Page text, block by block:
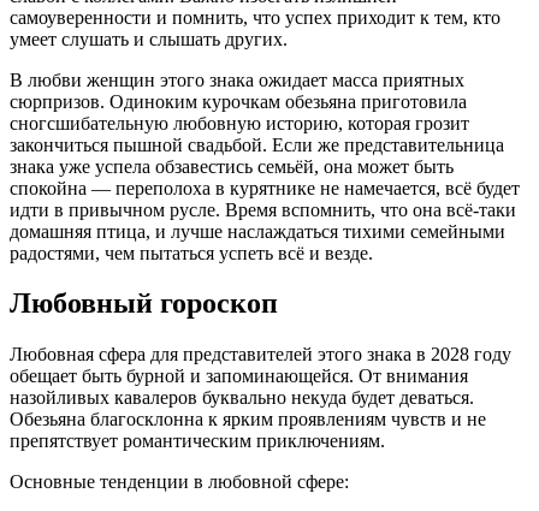
самоуверенности и помнить, что успех приходит к тем, кто
умеет слушать и слышать других.
В любви женщин этого знака ожидает масса приятных
сюрпризов. Одиноким курочкам обезьяна приготовила
сногсшибательную любовную историю, которая грозит
закончиться пышной свадьбой. Если же представительница
знака уже успела обзавестись семьёй, она может быть
спокойна — переполоха в курятнике не намечается, всё будет
идти в привычном русле. Время вспомнить, что она всё-таки
домашняя птица, и лучше наслаждаться тихими семейными
радостями, чем пытаться успеть всё и везде.
Любовный гороскоп
Любовная сфера для представителей этого знака в 2028 году
обещает быть бурной и запоминающейся. От внимания
назойливых кавалеров буквально некуда будет деваться.
Обезьяна благосклонна к ярким проявлениям чувств и не
препятствует романтическим приключениям.
Основные тенденции в любовной сфере: